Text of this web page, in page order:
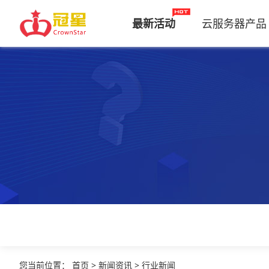
最新活动 云服务器产品
您当前位置： 首页 > 新闻资讯 > 行业新闻